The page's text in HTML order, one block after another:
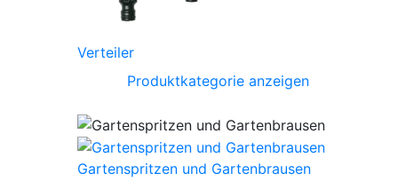
Verteiler
Produktkategorie anzeigen
Gartenspritzen und Gartenbrausen